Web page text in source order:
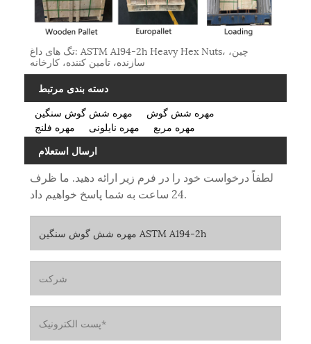
تگ های داغ: ASTM A194-2h Heavy Hex Nuts، چین،
سازنده، تامین کننده، کارخانه
دسته بندی مرتبط
مهره شش گوش سنگین
مهره شش گوش
مهره فلنج
مهره نایلونی
مهره مربع
ارسال استعلام
لطفاً درخواست خود را در فرم زیر ارائه دهید. ما ظرف
24 ساعت به شما پاسخ خواهیم داد.